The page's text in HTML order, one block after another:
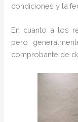
condiciones y la
En cuanto a los
pero
comprobante de